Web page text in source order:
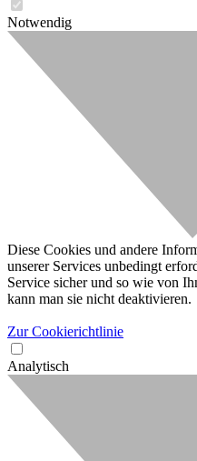
Notwendig
Diese Cookies und andere
unserer Services unbedingt
Service sicher und so wie von
kann man sie nicht deaktivieren.
Zur Cookierichtlinie
Analytisch